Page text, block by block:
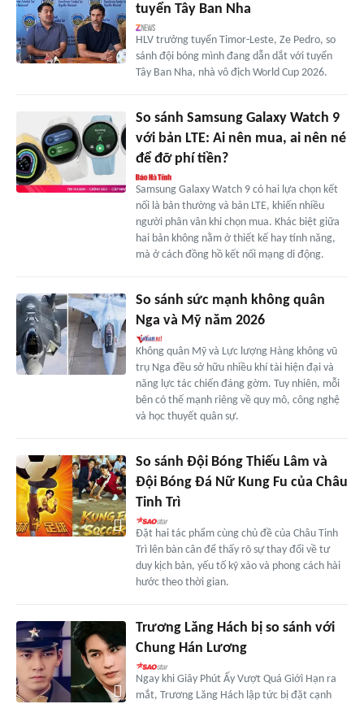
tuyển Tây Ban Nha
HLV trưởng tuyển Timor-Leste, Ze Pedro, so
sánh đội bóng mình đang dẫn dắt với tuyển
Tây Ban Nha, nhà vô địch World Cup 2026.
So sánh Samsung Galaxy Watch 9
với bản LTE: Ai nên mua, ai nên né
để đỡ phí tiền?
Samsung Galaxy Watch 9 có hai lựa chọn kết
nối là bản thường và bản LTE, khiến nhiều
người phân vân khi chọn mua. Khác biệt giữa
hai bản không nằm ở thiết kế hay tính năng,
mà ở cách đồng hồ kết nối mạng di động.
So sánh sức mạnh không quân
Nga và Mỹ năm 2026
Không quân Mỹ và Lực lượng Hàng không vũ
trụ Nga đều sở hữu nhiều khí tài hiện đại và
năng lực tác chiến đáng gờm. Tuy nhiên, mỗi
bên có thế mạnh riêng về quy mô, công nghệ
và học thuyết quân sự.
So sánh Đội Bóng Thiếu Lâm và
Đội Bóng Đá Nữ Kung Fu của Châu
Tinh Trì
Đặt hai tác phẩm cùng chủ đề của Châu Tinh
Trì lên bàn cân để thấy rõ sự thay đổi về tư
duy kịch bản, yếu tố kỹ xảo và phong cách hài
hước theo thời gian.
Trương Lăng Hách bị so sánh với
Chung Hán Lương
Ngay khi Giây Phút Ấy Vượt Quá Giới Hạn ra
mắt, Trương Lăng Hách lập tức bị đặt cạnh